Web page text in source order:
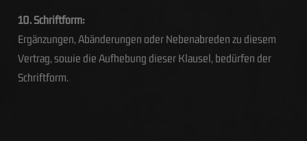
10. Schriftform:
Ergänzungen, Abänderungen oder Nebenabreden zu diesem
Vertrag, sowie die Aufhebung dieser Klausel, bedürfen der
Schriftform.